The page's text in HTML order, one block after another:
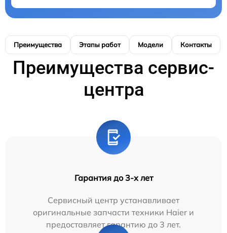
Преимущества Этапы работ Модели Контакты
Преимущества сервис-
центра
Гарантия до 3-х лет
Сервисный центр устанавливает
оригинальные запчасти техники Haier и
предоставляет гарантию до 3 лет.